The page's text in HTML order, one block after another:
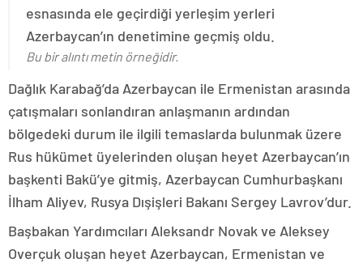
esnasında ele geçirdiği yerleşim yerleri
Azerbaycan’ın denetimine geçmiş oldu.
Bu bir alıntı metin örneğidir.
Dağlık Karabağ’da Azerbaycan ile Ermenistan arasında
çatışmaları sonlandıran anlaşmanın ardından
bölgedeki durum ile ilgili temaslarda bulunmak üzere
Rus hükümet üyelerinden oluşan heyet Azerbaycan’ın
başkenti Bakü’ye gitmiş, Azerbaycan Cumhurbaşkanı
İlham Aliyev, Rusya Dışişleri Bakanı Sergey Lavrov’dur.
Başbakan Yardımcıları Aleksandr Novak ve Aleksey
Overçuk oluşan heyet Azerbaycan, Ermenistan ve